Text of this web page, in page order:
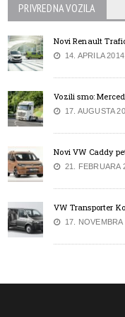
PRIVREDNA VOZILA
Novi Renault
14. APRILA 2014.
Vozili smo:
17. AUGUSTA
Novi VW Caddy
21. FEBRUARA
VW Transporter
17. NOVEMBRA